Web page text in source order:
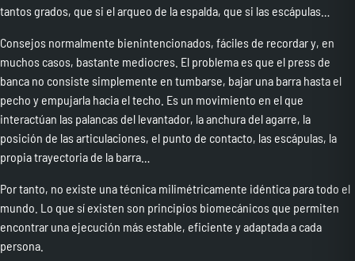
tantos grados, que si el arqueo de la espalda, que si las escápulas…
Consejos normalmente bienintencionados, fáciles de recordar y, en
muchos casos, bastante mediocres. El problema es que el press de
banca no consiste simplemente en tumbarse, bajar una barra hasta el
pecho y empujarla hacia el techo. Es un movimiento en el que
interactúan las palancas del levantador, la anchura del agarre, la
posición de las articulaciones, el punto de contacto, las escápulas, la
propia trayectoria de la barra…
Por tanto, no existe una técnica milimétricamente idéntica para todo el
mundo. Lo que sí existen son principios biomecánicos que permiten
encontrar una ejecución más estable, eficiente y adaptada a cada
persona.